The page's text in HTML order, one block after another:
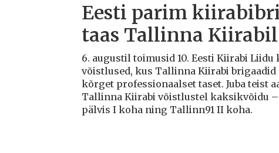
Eesti parim
taas Tallinna Kiirabil
6. augustil toimusid 10. Eesti Kiirabi
võistlused, kus Tallinna Kiirabi brigaadid
kõrget professionaalset taset. Juba teist
Tallinna Kiirabi võistlustel kaksikvõidu
pälvis I koha ning Tallinn91 II koha.